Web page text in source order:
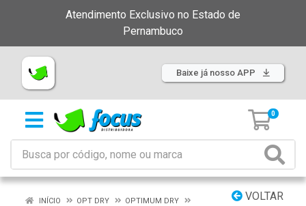
Atendimento Exclusivo no Estado de
Pernambuco
Baixe já nosso APP
0
VOLTAR
INÍCIO OPT DRY
OPTIMUM DRY